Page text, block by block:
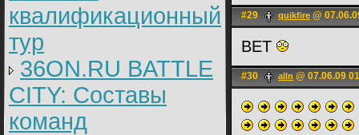
квалификационный
тур
36ON.RU BATTLE
CITY: Составы
команд
#29 quikfire @
BET
#30 alln @ 07.06.09